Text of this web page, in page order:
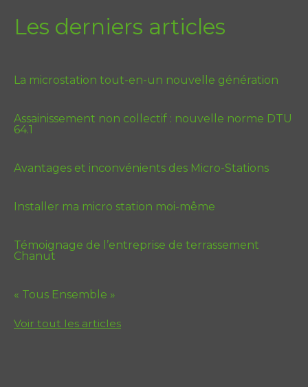
Les derniers articles
La microstation tout-en-un nouvelle génération
Assainissement non collectif : nouvelle norme DTU
64.1
Avantages et inconvénients des Micro-Stations
Installer ma micro station moi-même
Témoignage de l’entreprise de terrassement
Chanut
« Tous Ensemble »
Voir tout les articles